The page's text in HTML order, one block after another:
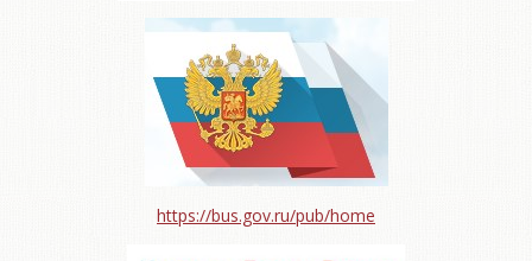
https://bus.gov.ru/pub/home